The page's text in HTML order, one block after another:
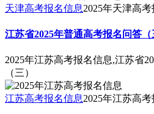
天津高考报名信息2025年天津高
江苏省2025年普通高考报名问答（
2025年江苏高考报名信息,江苏省
（三）
江苏高考报名信息2025年江苏高